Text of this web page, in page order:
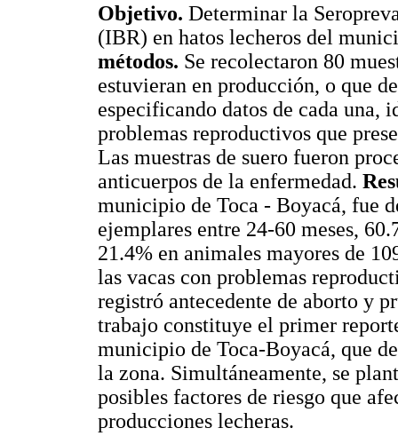
Objetivo. Determinar la
(IBR) en hatos lecheros del
métodos. Se recolectaron 80
estuvieran en producción, o que
especificando datos de cada una,
problemas reproductivos que
Las muestras de suero fueron
anticuerpos de la enfermedad.
municipio de Toca - Boyacá, fue
ejemplares entre 24-60 meses,
21.4% en animales mayores de
las vacas con problemas
registró antecedente de aborto y
trabajo constituye el primer
municipio de Toca-Boyacá, que
la zona. Simultáneamente, se
posibles factores de riesgo que
producciones lecheras.